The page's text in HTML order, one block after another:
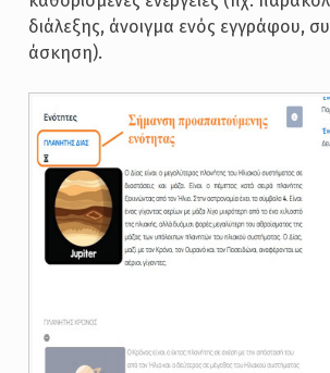
διάλεξης, άνοιγμα ενός εγγράφου,
άσκηση).